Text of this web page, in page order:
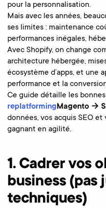
pour la personnalisation.
Mais avec les années,
ses limites : maintenance
performances inégales,
Avec Shopify, on change
architecture hébergée,
écosystème d’apps, et une
performance et la
Ce guide détaille les
replatformingMagento →
données, vos acquis SEO
gagnant en agilité.
1. Cadrer vos
business (pas
techniques)